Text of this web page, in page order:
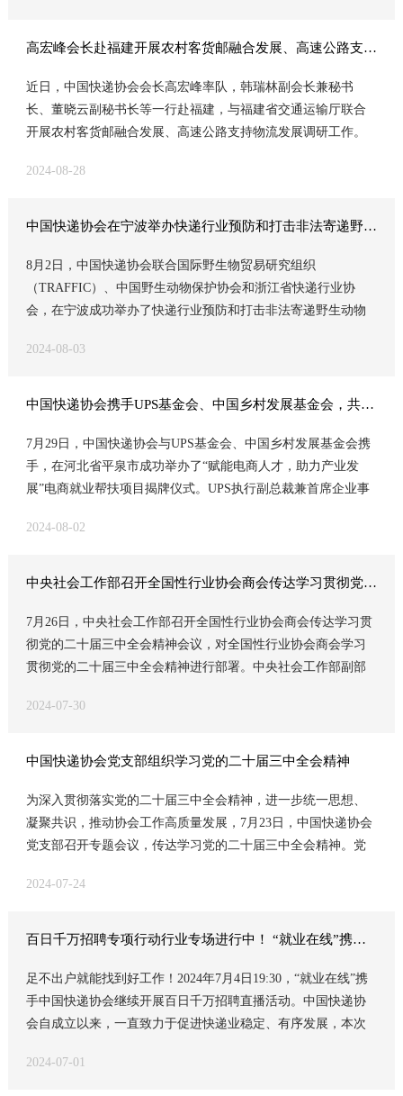
高宏峰会长赴福建开展农村客货邮融合发展、高速公路支持物流发展情况调研
近日，中国快递协会会长高宏峰率队，韩瑞林副会长兼秘书
长、董晓云副秘书长等一行赴福建，与福建省交通运输厅联合
开展农村客货邮融合发展、高速公路支持物流发展调研工作。
行，双方回顾肯定了六年来的合作成果，同时就农村客货邮融
峰、副厅长雷文忠等领导陪同有关调研。
2024-08-28
中国快递协会在宁波举办快递行业预防和打击非法寄递野生动物及其制品培训会
8月2日，中国快递协会联合国际野生物贸易研究组织
（TRAFFIC）、中国野生动物保护协会和浙江省快递行业协
会，在宁波成功举办了快递行业预防和打击非法寄递野生动物
会和快递企业60余名代表参加培训。
2024-08-03
中国快递协会携手UPS基金会、中国乡村发展基金会，共同赋能电商人才，助力平泉市产业发展
7月29日，中国快递协会与UPS基金会、中国乡村发展基金会携
手，在河北省平泉市成功举办了“赋能电商人才，助力产业发
展”电商就业帮扶项目揭牌仪式。UPS执行副总裁兼首席企业事
金会副秘书长丁亚冬、中国快递协会副秘书长杨骏、平泉市副
要时刻。
2024-08-02
中央社会工作部召开全国性行业协会商会传达学习贯彻党的二十届三中全会精神会议
7月26日，中央社会工作部召开全国性行业协会商会传达学习贯
彻党的二十届三中全会精神会议，对全国性行业协会商会学习
贯彻党的二十届三中全会精神进行部署。中央社会工作部副部
2024-07-30
中国快递协会党支部组织学习党的二十届三中全会精神
为深入贯彻落实党的二十届三中全会精神，进一步统一思想、
凝聚共识，推动协会工作高质量发展，7月23日，中国快递协会
党支部召开专题会议，传达学习党的二十届三中全会精神。党
2024-07-24
百日千万招聘专项行动行业专场进行中！ “就业在线”携手中国快递协会直播“递”岗
足不出户就能找到好工作！2024年7月4日19:30，“就业在线”携
手中国快递协会继续开展百日千万招聘直播活动。中国快递协
会自成立以来，一直致力于促进快递业稳定、有序发展，本次
为求职者带来快递行业一线操作、运营管理、储备干部等多种
2024-07-01